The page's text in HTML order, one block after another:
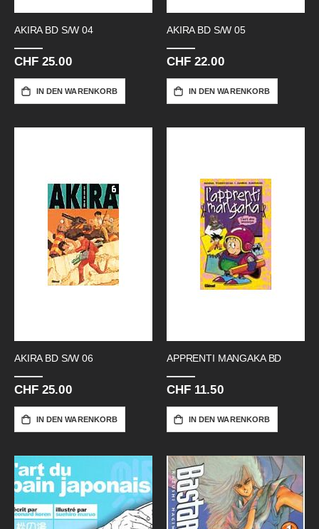
AKIRA BD S/W 04
CHF 25.00
IN DEN WARENKORB
AKIRA BD S/W 05
CHF 22.00
IN DEN WARENKORB
AKIRA BD S/W 06
CHF 25.00
IN DEN WARENKORB
APPRENTI MANGAKA BD
CHF 11.50
IN DEN WARENKORB